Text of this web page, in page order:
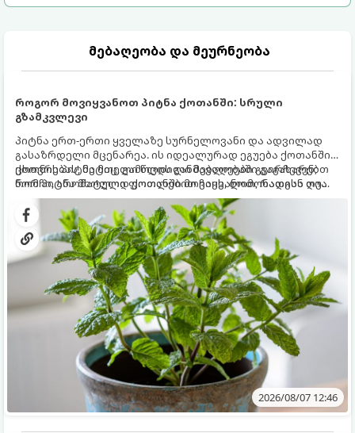
მებაღეობა და მეურნეობა
როგორ მოვიყვანოთ პიტნა ქოთანში: სრული
გზამკვლევი
პიტნა ერთ-ერთი ყველაზე სურნელოვანი და ადვილად
გასაზრდელი მცენარეა. ის იდეალურად ეგუება ქოთანში
ცხოვრებას, მეტიც, გამოცდილი მებაღეები გვირჩევენ,
რომ პიტნა მხოლოდ ქოთანში მოვიყვანოთ, რადგან ღია
გრუნტში (ბაღში) დარგვისას ის ფესვებით ძალიან
სწრაფად ვრცელდება და სხვა მცენარეებს ავიწროებს.
ქოთნის პიტნა მთელი წლის განმავლობაში გაგახარებთ
ნორჩი, არომატული ფოთლებით ჩაის, ლიმონათისა თუ
კერძებისთვის.
2026/08/07 12:46